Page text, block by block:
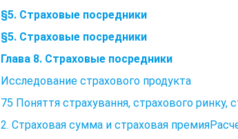
§5. Страховые посредники
§5. Страховые посредники
Глава 8. Страховые посредники
Исследование страхового продукта
75 Поняття страхування, страхового ринку,
2. Страховая сумма и страховая